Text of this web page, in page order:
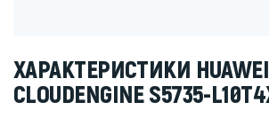
ХАРАКТЕРИСТИКИ HUAWEI
CLOUDENGINE S5735-